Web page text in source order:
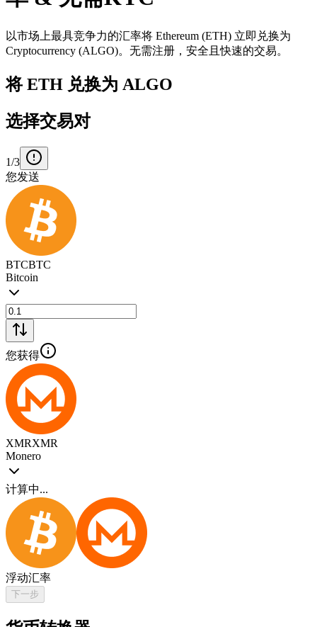
以市场上最具竞争力的汇率将 Ethereum (ETH) 立即兑换为
Cryptocurrency (ALGO)。无需注册，安全且快速的交易。
将 ETH 兑换为 ALGO
选择交易对
1/3
您发送
BTCBTC
Bitcoin
您获得
XMRXMR
Monero
计算中...
浮动汇率
下一步